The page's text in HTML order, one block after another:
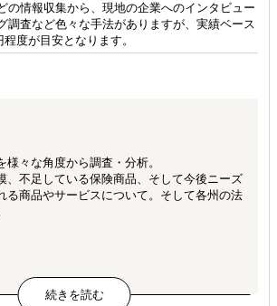
の情報収集から、現地の企業へのインタビュー
調査など色々な手法がありますが、実績ベース
度が目安となります。
様々な角度から調査・分析。
、不足している保険商品、そして今後ニーズ
る商品やサービスについて。そして各州の法